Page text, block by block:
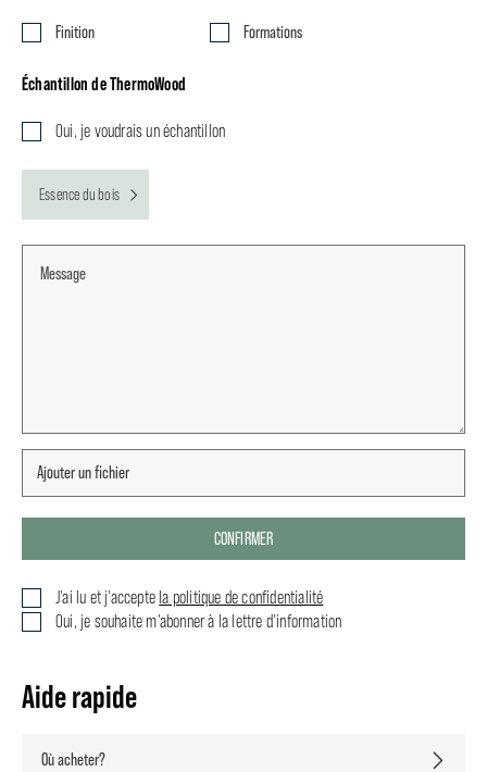
Finition Formations
Échantillon de ThermoWood
Oui, je voudrais un échantillon
Essence du bois
CONFIRMER
J'ai lu et j'accepte la politique de confidentialité
Oui, je souhaite m'abonner à la lettre d'information
Aide rapide
Où acheter?